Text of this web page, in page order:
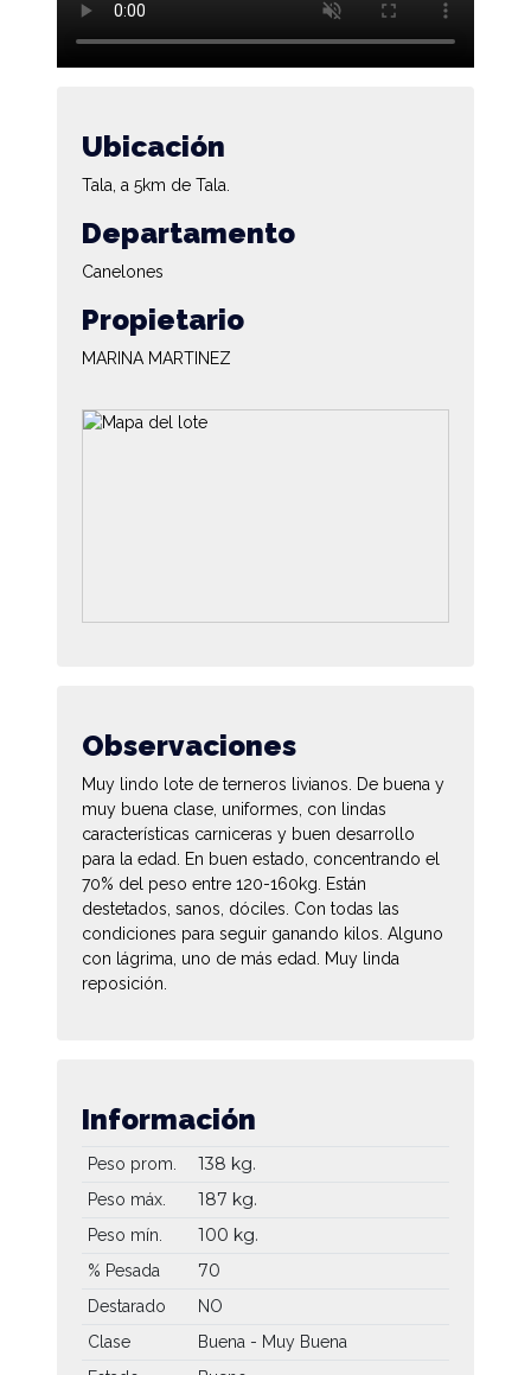
Ubicación
Tala, a 5km de Tala.
Departamento
Canelones
Propietario
MARINA MARTINEZ
Observaciones
Muy lindo lote de terneros livianos. De buena y
muy buena clase, uniformes, con lindas
características carniceras y buen desarrollo
para la edad. En buen estado, concentrando el
70% del peso entre 120-160kg. Están
destetados, sanos, dóciles. Con todas las
condiciones para seguir ganando kilos. Alguno
con lágrima, uno de más edad. Muy linda
reposición.
Información
Peso prom. 138 kg.
Peso máx. 187 kg.
Peso mín. 100 kg.
% Pesada 70
Destarado
NO
Clase
Buena - Muy Buena